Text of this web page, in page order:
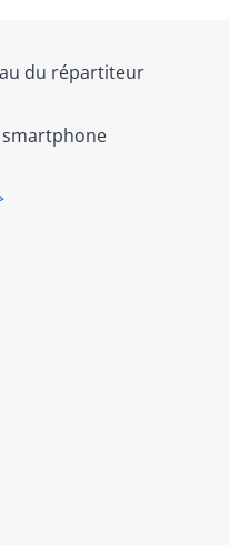
du répartiteur